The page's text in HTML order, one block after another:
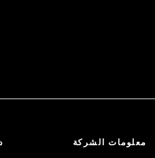
معلومات الشركة